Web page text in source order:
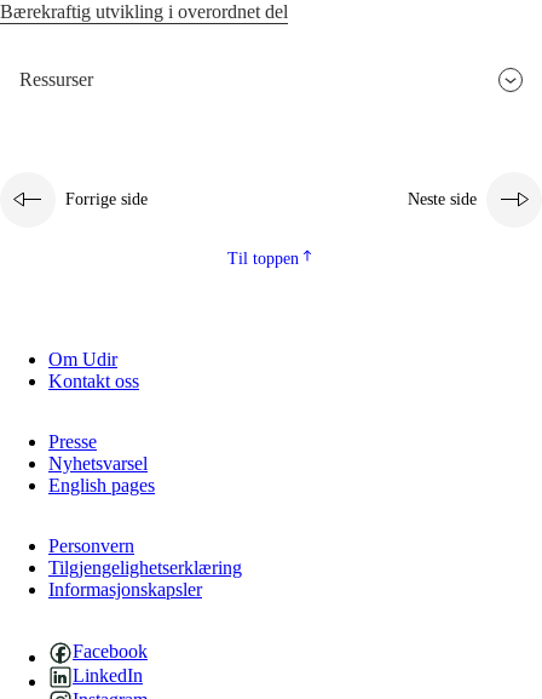
Bærekraftig utvikling i overordnet del
Ressurser
Forrige side Neste side
Til toppen
Om Udir
Kontakt oss
Presse
Nyhetsvarsel
English pages
Personvern
Tilgjengelighetserklæring
Informasjonskapsler
Facebook
LinkedIn